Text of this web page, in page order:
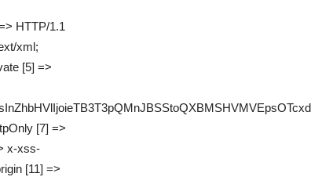
HTTP/1.1
xml;
[5] =>
[7] =>
x-xss-
[11] =>